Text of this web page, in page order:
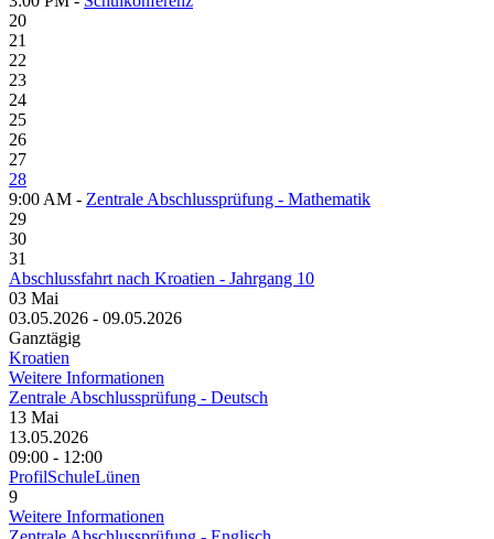
20
21
22
23
24
25
26
27
28
9:00 AM - Zentrale Abschlussprüfung - Mathematik
29
30
31
Abschlussfahrt nach Kroatien - Jahrgang 10
03 Mai
03.05.2026 - 09.05.2026
Ganztägig
Kroatien
Weitere Informationen
Zentrale Abschlussprüfung - Deutsch
13 Mai
13.05.2026
09:00 - 12:00
ProfilSchuleLünen
9
Weitere Informationen